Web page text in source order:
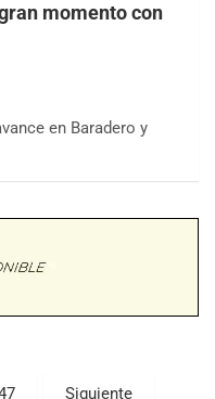
momento con
en Baradero y
Siguiente